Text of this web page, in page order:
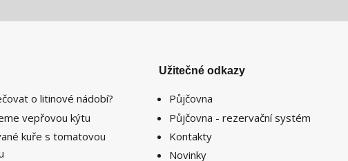
o litinové nádobí?
vepřovou kýtu
kuře s tomatovou
Užitečné odkazy
Půjčovna
Půjčovna - rezervační systém
Kontakty
Novinky